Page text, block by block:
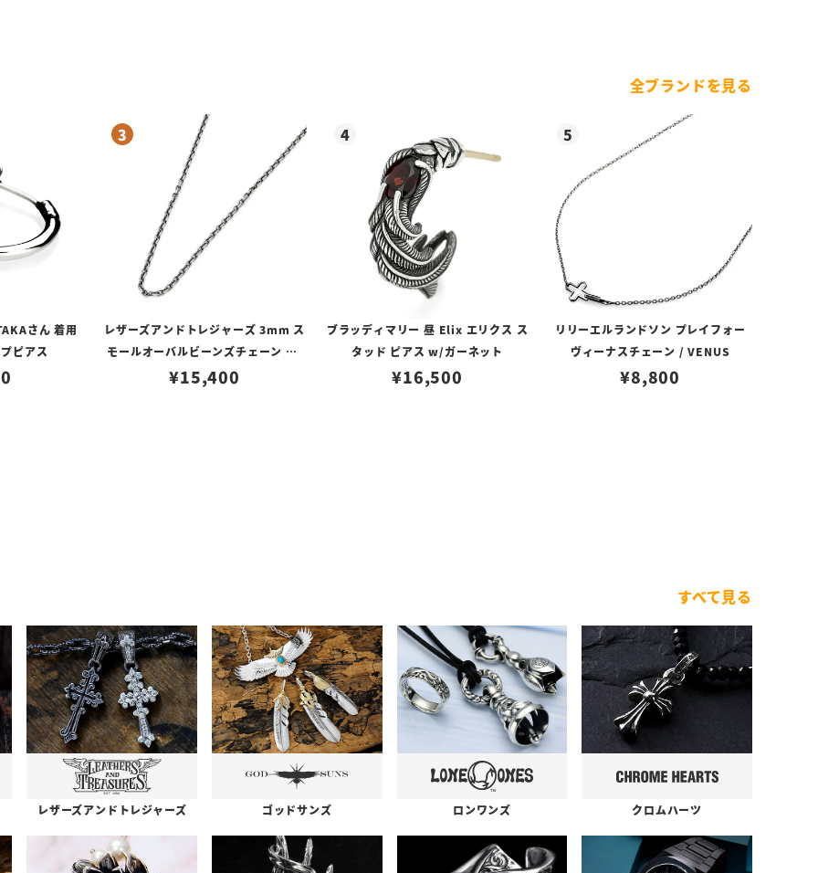
全ブランドを見る
さん 着用
ピアス
レザーズアンドトレジャーズ 3mm ス
モールオーバルビーンズチェーン w/
ロブスタークラスプ＆LTロゴプレート
¥15,400
ブラッディマリー 昼 Elix エリクス ス
タッド ピアス w/ガーネット
¥16,500
リリーエルランドソン プレイフォー
ヴィーナスチェーン / VENUS
¥8,800
すべて見る
レザーズアンドトレジャーズ ゴッドサンズ ロンワンズ クロムハーツ